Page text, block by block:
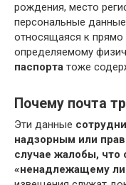
рождения, место
персональные
относящаяся к прямо
определяемому
паспорта тоже
Почему почта
Эти данные
надзорным или
случае жалобы, что
«ненадлежащему